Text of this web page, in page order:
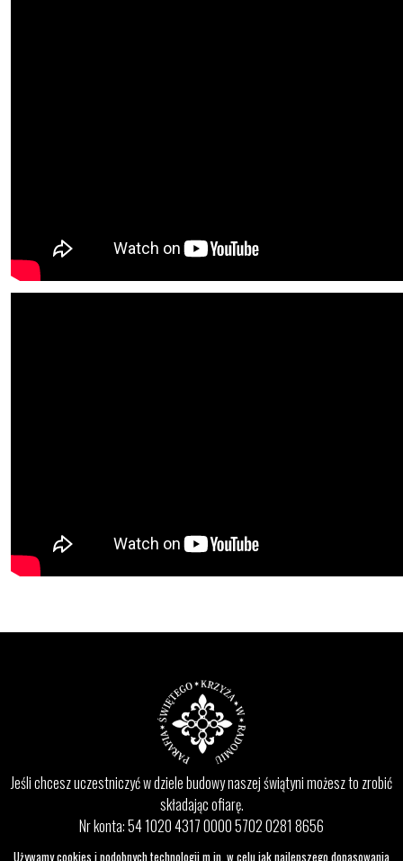
Jeśli chcesz uczestniczyć w dziele budowy naszej świątyni możesz to zrobić
składając ofiarę.
Nr konta: 54 1020 4317 0000 5702 0281 8656
lub w zakrystii
Używamy cookies i podobnych technologii m.in. w celu jak najlepszego dopasowania